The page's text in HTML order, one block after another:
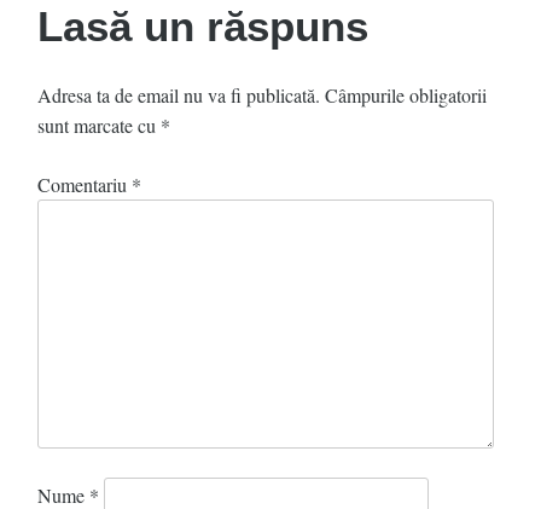
Lasă un răspuns
Adresa ta de email nu va fi publicată. Câmpurile obligatorii
sunt marcate cu *
Comentariu *
Nume *